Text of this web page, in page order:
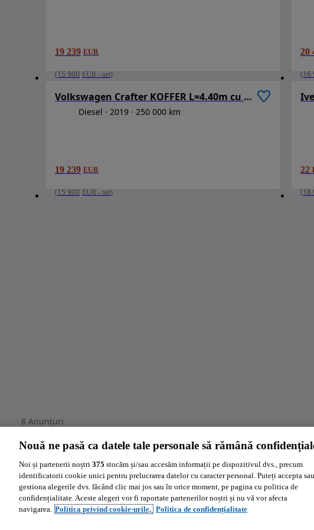
19 239 EUR
(15 900 EUR - net)
20
(16
Volkswagen Crafter KOFFER L=4.40m cu LIFT Hidraulic
Diesel 2019 250 000 km
19 239 EUR
(15 900 EUR - net)
22
(18
8 Anunțuri
Nouă ne pasă ca datele tale personale să rămână
Noi și partenerii noștri 375 stocăm și/sau accesăm informații pe dispozitivul dvs., precum
identificatorii cookie unici pentru prelucrarea datelor cu caracter personal. Puteți accepta sau
gestiona alegerile dvs. făcând clic mai jos sau în orice moment, pe pagina cu politica de
confidențialitate. Aceste alegeri vor fi raportate partenerilor noștri și nu vă vor afecta
navigarea. Politica privind cookie-urile, Politica de confidențialitate